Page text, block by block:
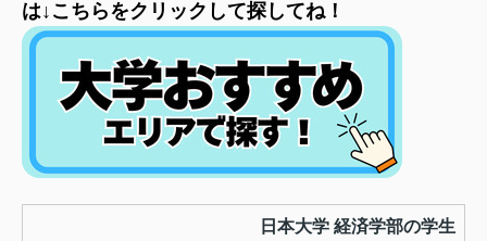
は↓こちらをクリックして探してね！
日本大学 経済学部の学生